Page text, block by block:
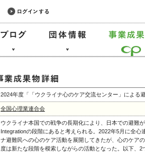
2024年度「「ウクライナ心のケア交流センター」による
全国心理業連合会
ウクライナ本国での戦争の長期化により、日本での避難
Integrationの段階にあると考えられる。2022年5月に全
ナ避難民への心のケア活動を展開してきたが、心のケア
度は新たな段階を模索しながらの活動となった。以下、2